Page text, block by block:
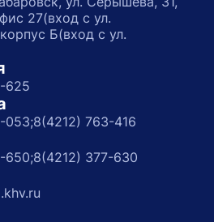
27(вход с ул.
Б(вход с ул.
625
053;8(4212) 763-416
650;8(4212) 377-630